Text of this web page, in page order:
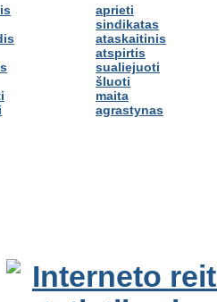
aprieti
sindikatas
ataskaitinis
atspirtis
sualiejuoti
šluoti
maita
agrastynas